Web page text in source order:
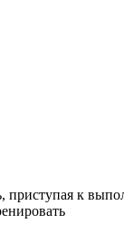
приступая к